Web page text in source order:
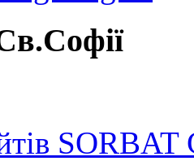
SORBAT